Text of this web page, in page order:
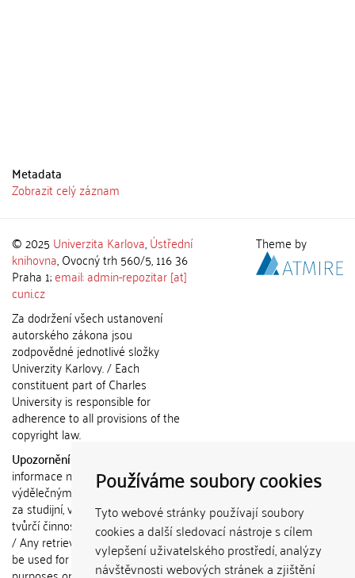
Používáme soubory cookies
Tyto webové stránky používají soubory
cookies a další sledovací nástroje s cílem
vylepšení uživatelského prostředí, analýzy
návštěvnosti webových stránek a zjištění
Metadata
Zobrazit celý záznam
© 2025 Univerzita Karlova,Ústřední
knihovna, Ovocný trh 560/5, 116 36
Praha 1;email: admin-repozitar [at]
cuni.cz
Za dodržení všech ustanovení
autorského zákona jsou
zodpovědné jednotlivé složky
Univerzity Karlovy. / Each
constituent part of Charles
University is responsible for
adherence to all provisions of the
copyright law.
Upozornění / Notice:
informace nemohou být použity k
výdělečným účelům nebo vydávány
za studijní, vědeckou nebo jinou
tvůrčí činnost jiné osoby než autora.
/ Any retrieved information shall not
be used for any commercial
Theme by